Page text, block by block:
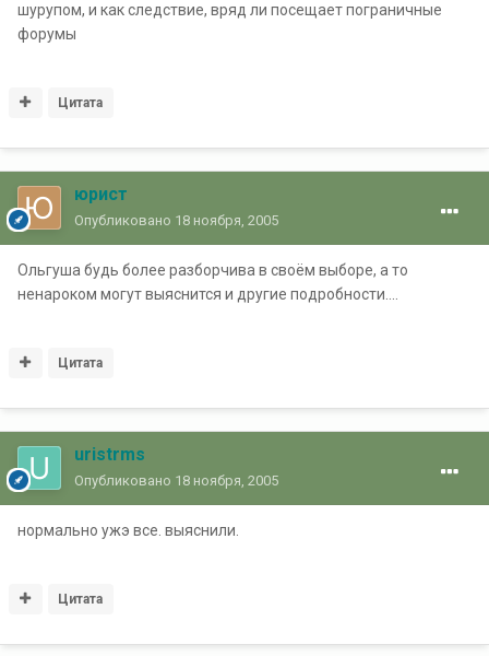
шурупом, и как следствие, вряд ли посещает пограничные
форумы
Цитата
юрист
Опубликовано 18 ноября, 2005
Ольгуша будь более разборчива в своём выборе, а то
ненароком могут выяснится и другие подробности....
Цитата
uristrms
Опубликовано 18 ноября, 2005
нормально ужэ все. выяснили.
Цитата